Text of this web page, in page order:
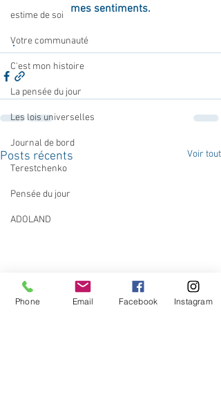
estime de soi
Votre communauté
C'est mon histoire
La pensée du jour
Les lois universelles
Journal de bord
Terestchenko
Pensée du jour
ADOLAND
mes sentiments.
.
Posts récents Voir tout
Phone Email Facebook Instagram